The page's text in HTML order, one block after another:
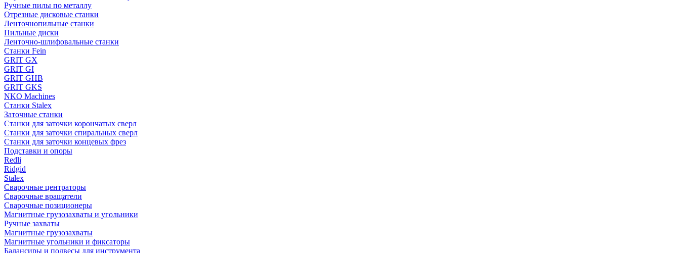
Ручные пилы по металлу
Отрезные дисковые станки
Ленточнопильные станки
Пильные диски
Ленточно-шлифовальные станки
Станки Fein
GRIT GX
GRIT GI
GRIT GHB
GRIT GKS
NKO Machines
Станки Stalex
Заточные станки
Станки для заточки корончатых сверл
Станки для заточки спиральных сверл
Станки для заточки концевых фрез
Подставки и опоры
Redli
Ridgid
Stalex
Сварочные центраторы
Сварочные вращатели
Сварочные позиционеры
Магнитные грузозахваты и угольники
Ручные захваты
Магнитные грузозахваты
Магнитные угольники и фиксаторы
Балансиры и подвесы для инструмента